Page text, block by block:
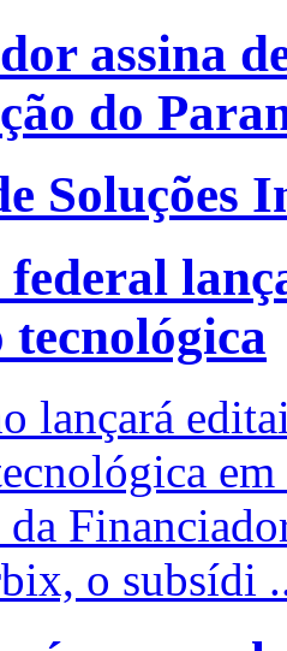
assina
do
Soluções
federal
tecnológica
lançará
da
o subsídi